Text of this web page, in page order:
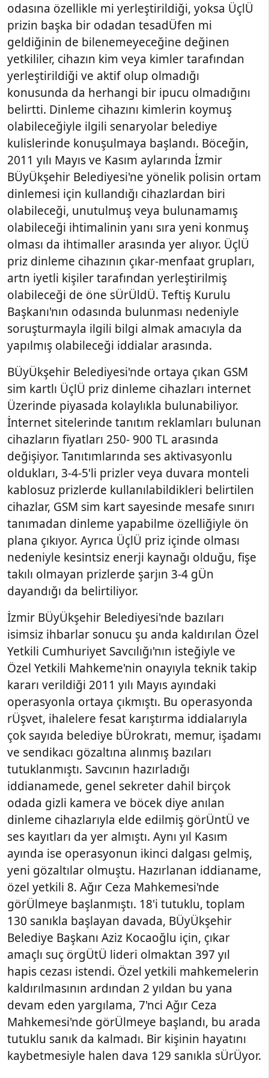
odasına özellikle mi yerleştirildiği, yoksa ÜçlÜ
prizin başka bir odadan tesadÜfen mi
geldiğinin de bilenemeyeceğine değinen
yetkililer, cihazın kim veya kimler tarafından
yerleştirildiği ve aktif olup olmadığı
konusunda da herhangi bir ipucu olmadığını
belirtti. Dinleme cihazını kimlerin koymuş
olabileceğiyle ilgili senaryolar belediye
kulislerinde konuşulmaya başlandı. Böceğin,
2011 yılı Mayıs ve Kasım aylarında İzmir
BÜyÜkşehir Belediyesi'ne yönelik polisin ortam
dinlemesi için kullandığı cihazlardan biri
olabileceği, unutulmuş veya bulunamamış
olabileceği ihtimalinin yanı sıra yeni konmuş
olması da ihtimaller arasında yer alıyor. ÜçlÜ
priz dinleme cihazının çıkar-menfaat grupları,
artn iyetli kişiler tarafından yerleştirilmiş
olabileceği de öne sÜrÜldÜ. Teftiş Kurulu
Başkanı'nın odasında bulunması nedeniyle
soruşturmayla ilgili bilgi almak amacıyla da
yapılmış olabileceği iddialar arasında.
BÜyÜkşehir Belediyesi'nde ortaya çıkan GSM
sim kartlı ÜçlÜ priz dinleme cihazları internet
Üzerinde piyasada kolaylıkla bulunabiliyor.
İnternet sitelerinde tanıtım reklamları bulunan
cihazların fiyatları 250- 900 TL arasında
değişiyor. Tanıtımlarında ses aktivasyonlu
oldukları, 3-4-5'li prizler veya duvara monteli
kablosuz prizlerde kullanılabildikleri belirtilen
cihazlar, GSM sim kart sayesinde mesafe sınırı
tanımadan dinleme yapabilme özelliğiyle ön
plana çıkıyor. Ayrıca ÜçlÜ priz içinde olması
nedeniyle kesintsiz enerji kaynağı olduğu, fişe
takılı olmayan prizlerde şarjın 3-4 gÜn
dayandığı da belirtiliyor.
İzmir BÜyÜkşehir Belediyesi'nde bazıları
isimsiz ihbarlar sonucu şu anda kaldırılan Özel
Yetkili Cumhuriyet Savcılığı'nın isteğiyle ve
Özel Yetkili Mahkeme'nin onayıyla teknik takip
kararı verildiği 2011 yılı Mayıs ayındaki
operasyonla ortaya çıkmıştı. Bu operasyonda
rÜşvet, ihalelere fesat karıştırma iddialarıyla
çok sayıda belediye bÜrokratı, memur, işadamı
ve sendikacı gözaltına alınmış bazıları
tutuklanmıştı. Savcının hazırladığı
iddianamede, genel sekreter dahil birçok
odada gizli kamera ve böcek diye anılan
dinleme cihazlarıyla elde edilmiş görÜntÜ ve
ses kayıtları da yer almıştı. Aynı yıl Kasım
ayında ise operasyonun ikinci dalgası gelmiş,
yeni gözaltılar olmuştu. Hazırlanan iddianame,
özel yetkili 8. Ağır Ceza Mahkemesi'nde
görÜlmeye başlanmıştı. 18'i tutuklu, toplam
130 sanıkla başlayan davada, BÜyÜkşehir
Belediye Başkanı Aziz Kocaoğlu için, çıkar
amaçlı suç örgÜtÜ lideri olmaktan 397 yıl
hapis cezası istendi. Özel yetkili mahkemelerin
kaldırılmasının ardından 2 yıldan bu yana
devam eden yargılama, 7'nci Ağır Ceza
Mahkemesi'nde görÜlmeye başlandı, bu arada
tutuklu sanık da kalmadı. Bir kişinin hayatını
kaybetmesiyle halen dava 129 sanıkla sÜrÜyor.